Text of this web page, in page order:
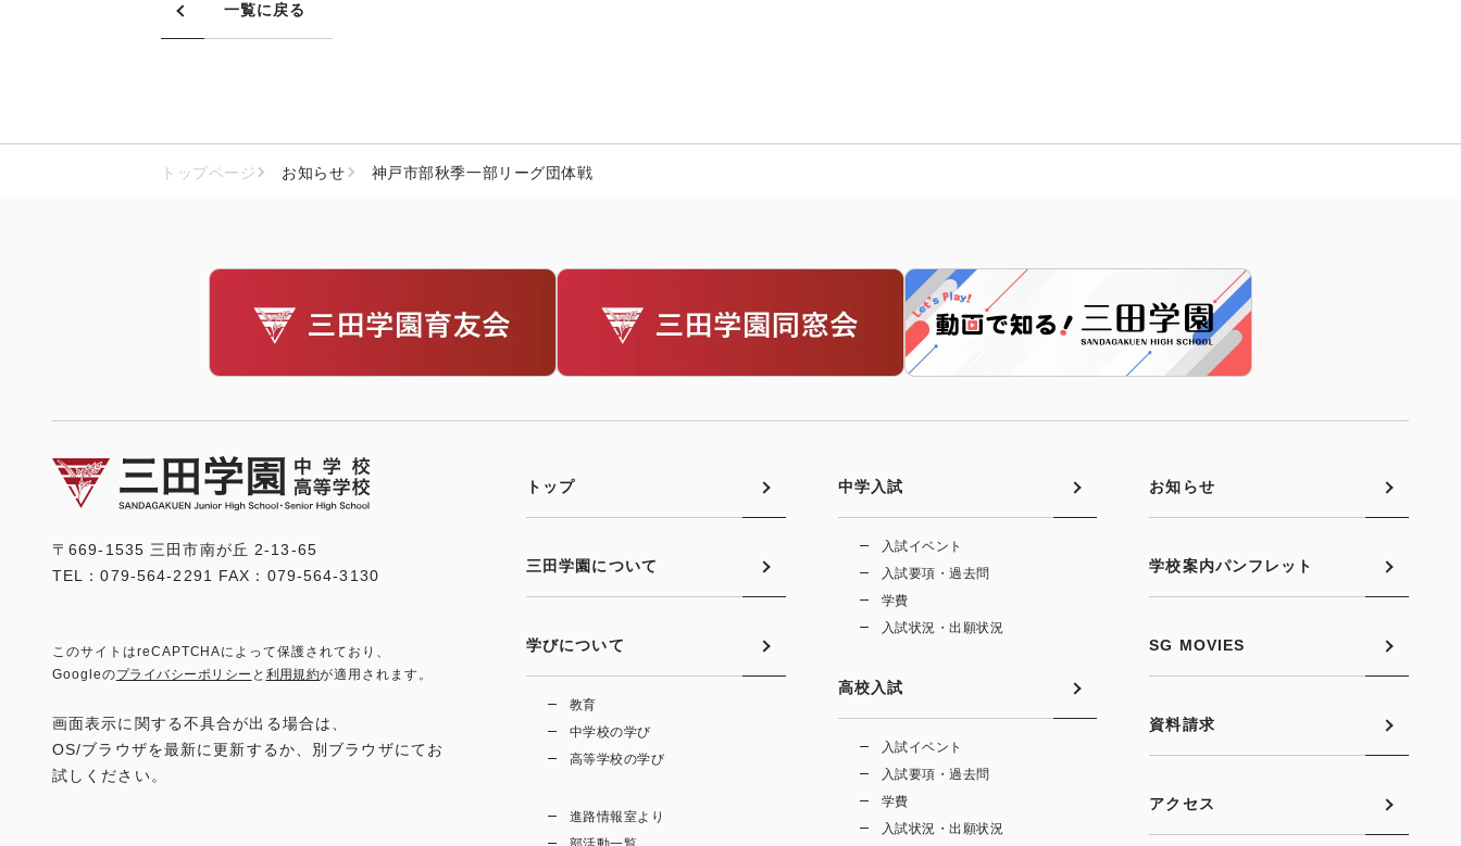
一覧に戻る
トップページ お知らせ 神戸市部秋季一部リーグ団体戦
〒669-1535 三田市南が丘 2-13-65
TEL：079-564-2291 FAX：079-564-3130
このサイトはreCAPTCHAによって保護されており、
Googleのプライバシーポリシー と 利用規約が適用されます。
画面表示に関する不具合が出る場合は、
OS/ブラウザを最新に更新するか、別ブラウザにてお
試しください。
トップ
三田学園について
学びについて
教育
中学校の学び
高等学校の学び
進路情報室より
中学入試
入試イベント
入試要項・過去問
学費
入試状況・出願状況
高校入試
入試イベント
入試要項・過去問
学費
入試状況・出願状況
お知らせ
学校案内パンフレット
SG MOVIES
資料請求
アクセス